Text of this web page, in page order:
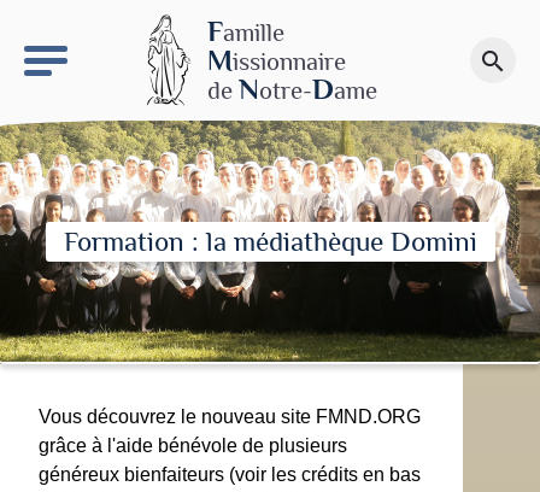
Famille
Missionnaire
de Notre-Dame
search
Faire un don
Formation : la médiathèque Domini
Vous découvrez le nouveau site FMND.ORG
grâce à l'aide bénévole de plusieurs
généreux bienfaiteurs (voir les crédits en bas